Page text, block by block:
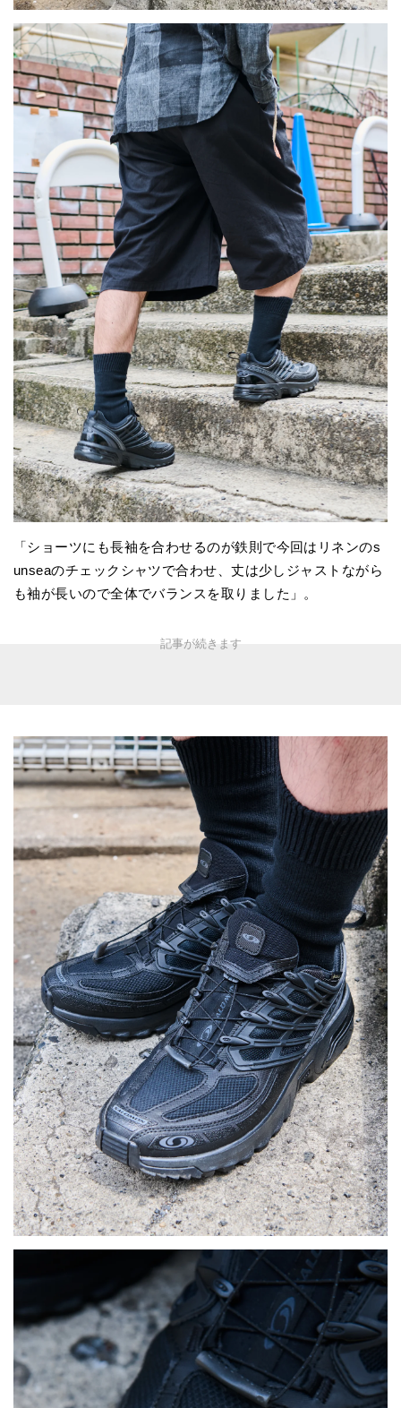
「ショーツにも長袖を合わせるのが鉄則で今回はリネンのs
unseaのチェックシャツで合わせ、丈は少しジャストながら
も袖が長いので全体でバランスを取りました」。